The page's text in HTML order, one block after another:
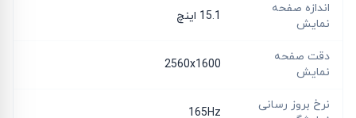
اندازه صفحه
نمایش
15.1 اینچ
دقت صفحه
نمایش
2560x1600
نرخ بروز رسانی
165Hz